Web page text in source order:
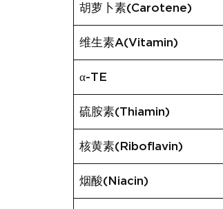
胡萝卜素(Carotene)
维生素A(Vitamin)
α-TE
硫胺素(Thiamin)
核黄素(Riboflavin)
烟酸(Niacin)